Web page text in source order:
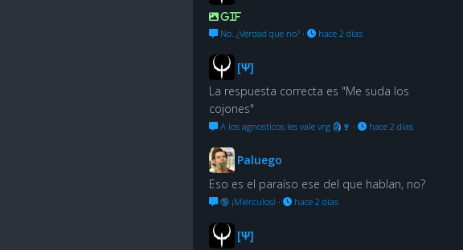
GIF
No. ¿Verdad que no? · hace 2 días
[Ψ]
La respuesta correcta es "Me suda los
cojones"
A los agnosticos les vale vrg 🗿🍷 · hace 2 días
Paluego
Eso es el paraíso ese del que hablan, no?
🔞 ¡Miérculos! · hace 2 días
[Ψ]